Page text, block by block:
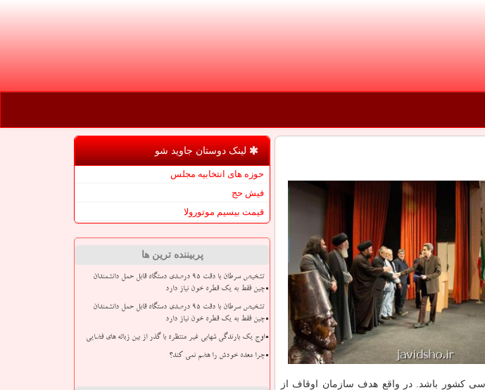
كشور باشد. در واقع هدف سازمان اوقاف از
لینک دوستان جاوید شو
حوزه های انتخابیه مجلس
فیش حج
قیمت بیسیم موتورولا
پربیننده ترین ها
تشخیص سرطان با دقت ۹۵ درصدی دستگاه قابل حمل دانشمندان
چین فقط به یک قطره خون نیاز دارد
تشخیص سرطان با دقت ۹۵ درصدی دستگاه قابل حمل دانشمندان
چین فقط به یک قطره خون نیاز دارد
اوج یک بارندگی شهابی غیر منتظره با گذر از بین زباله های فضایی
چرا معده خودش را هضم نمی کند؟